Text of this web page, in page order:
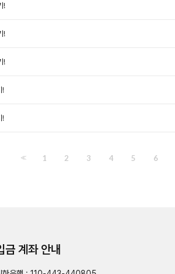
!
!
!
!
!
<< 1 2 3 4 5 6
금 계좌 안내